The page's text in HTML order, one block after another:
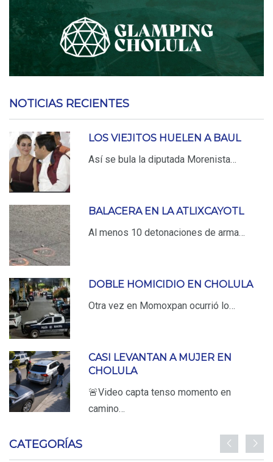
NOTICIAS RECIENTES
LOS VIEJITOS HUELEN A BAUL
Así se bula la diputada Morenista…
BALACERA EN LA ATLIXCAYOTL
Al menos 10 detonaciones de arma…
DOBLE HOMICIDIO EN CHOLULA
Otra vez en Momoxpan ocurrió lo…
CASI LEVANTAN A MUJER EN
CHOLULA
🚨Video capta tenso momento en
camino…
CATEGORÍAS